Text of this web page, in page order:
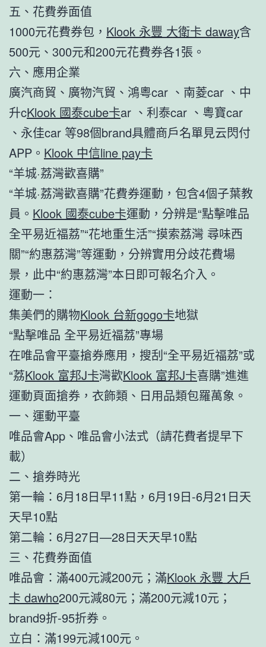
五、花費券面值
1000元花費券包， Klook 永豐 大衛卡 daway含
500元、300元和200元花費券各1張。
六、應用企業
廣汽商貿、廣物汽貿、鴻粵car 、南菱car 、中
升cKlook 國泰cube卡ar 、利泰car 、粵寶car
、永佳car 等98個brand具體商戶名單見云閃付
APP。 Klook 中信line pay卡
“羊城·荔灣歡喜購”
“羊城·荔灣歡喜購”花費券運動，包含4個子葉教
員。 Klook 國泰cube卡運動，分辨是“點擊唯品
全平易近福荔”“花地重生活”“摸索荔灣 尋味西
關”“約惠荔灣”等運動，分辨實用分歧花費場
景，此中“約惠荔灣”本日即可報名介入。
運動一：
集美們的購物Klook 台新gogo卡地獄
“點擊唯品 全平易近福荔”專場
在唯品會平臺搶券應用，搜刮“全平易近福荔”或
“荔Klook 富邦J卡灣歡Klook 富邦J卡喜購”進進
運動頁面搶券，衣飾類、日用品類包羅萬象。
一、運動平臺
唯品會App、唯品會小法式（請花費者提早下
載）
二、搶券時光
第一輪：6月18日早11點，6月19日-6月21日天
天早10點
第二輪：6月27日—28日天天早10點
三、花費券面值
唯品會：滿400元減200元；滿Klook 永豐 大戶
卡 dawho200元減80元；滿200元減10元；
brand9折-95折券。
立白：滿199元減100元。